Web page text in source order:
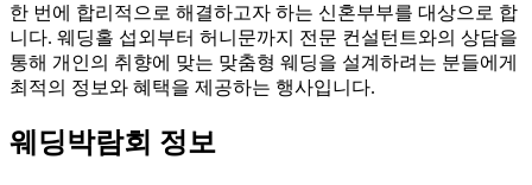
한 번에 합리적으로 해결하고자 하는 신혼부부를 대상으로 합
니다. 웨딩홀 섭외부터 허니문까지 전문 컨설턴트와의 상담을
통해 개인의 취향에 맞는 맞춤형 웨딩을 설계하려는 분들에게
최적의 정보와 혜택을 제공하는 행사입니다.
웨딩박람회 정보